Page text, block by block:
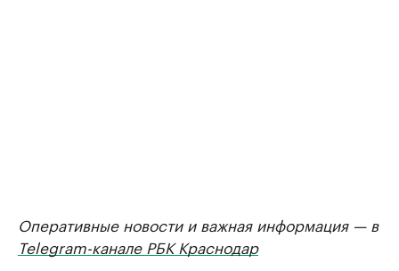
Оперативные новости и важная информация — в
Telegram-канале РБК Краснодар